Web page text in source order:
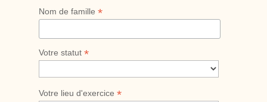
Nom de famille *
Votre statut *
Votre lieu d'exercice *